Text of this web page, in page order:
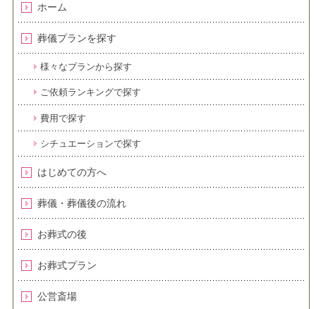
ホーム
葬儀プランを探す
様々なプランから探す
ご依頼ランキングで探す
費用で探す
シチュエーションで探す
はじめての方へ
葬儀・葬儀後の流れ
お葬式の後
お葬式プラン
公営斎場